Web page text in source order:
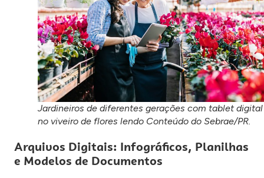
Jardineiros de diferentes gerações com tablet digital
no viveiro de flores lendo Conteúdo do Sebrae/PR.
Arquivos Digitais: Infográficos, Planilhas
e Modelos de Documentos